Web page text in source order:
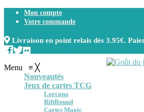
Mon compte
Votre commande
Livraison en point relais dès 3.95€.
Menu ≡ ╳
Nouveautés
Jeux de cartes TCG
Lorcana
RiftBound
Cartes Magic